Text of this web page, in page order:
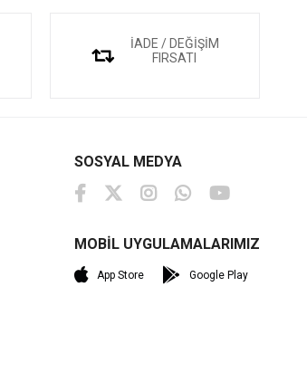
İADE / DEĞİŞİM
FIRSATI
SOSYAL MEDYA
MOBİL UYGULAMALARIMIZ
App Store Google Play